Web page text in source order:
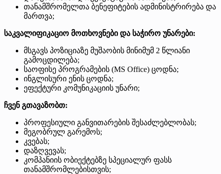
თანამშრომელთა ბენეფიტების ადმინისტრირება და
მართვა;
საკვალიფიკაციო მოთხოვნები და საჭირო უნარები:
მსგავს პოზიციაზე მუშაობის მინიმუმ 2 წლიანი
გამოცდილება;
საოფისე პროგრამების (MS Office) ცოდნა;
ინგლისური ენის ცოდნა;
ეფექტური კომუნიკაციის უნარი;
ჩვენ გთავაზობთ:
პროფესიული განვითარების შესაძლებლობას;
მეგობრულ გარემოს;
კვებას;
დაზღვევას;
კომპანიის ობიექტებზე სპეციალურ ფასს
თანამშრომლებისთვის;